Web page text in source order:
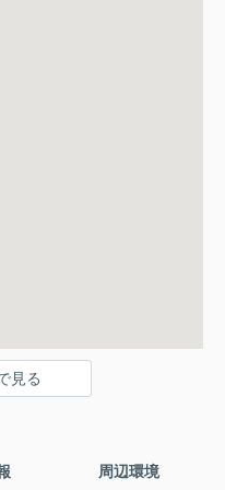
見る
周辺環境